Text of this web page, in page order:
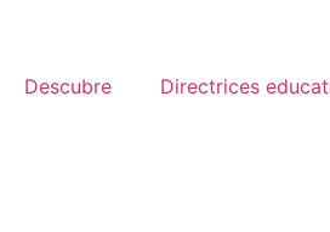
Descubre Directrices